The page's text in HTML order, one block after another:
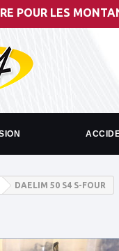
MONTANTS DE
DAELIM 50 S4 S-FOUR